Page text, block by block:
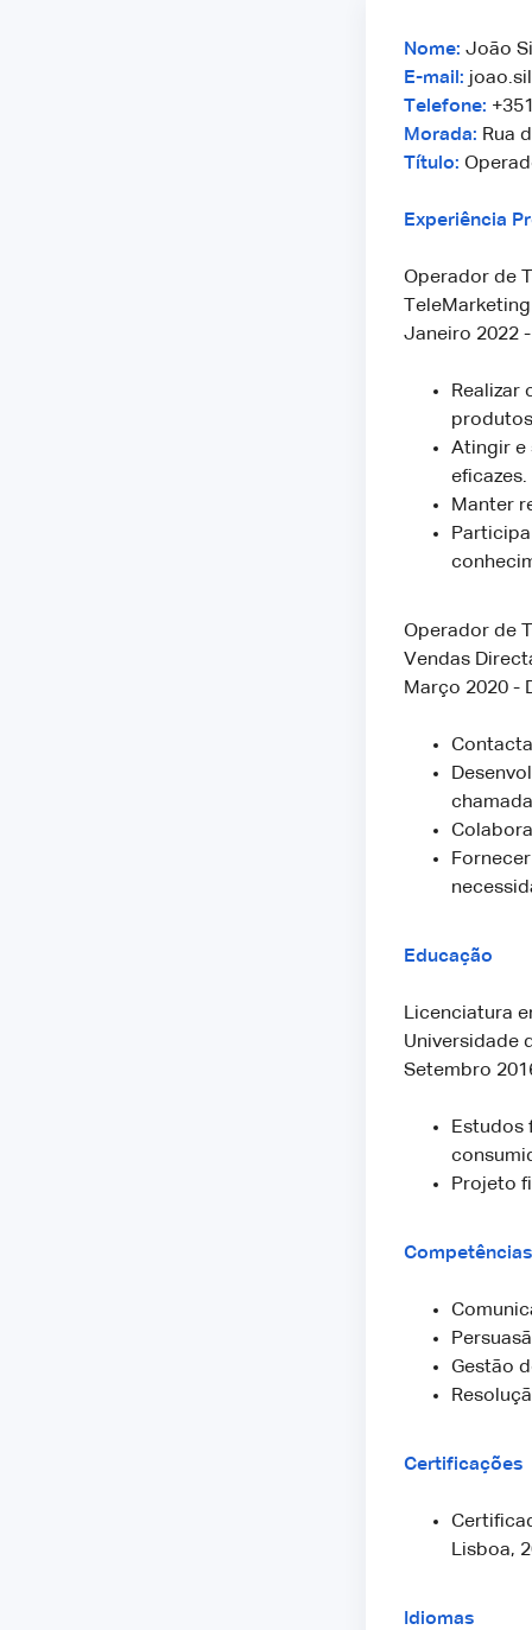
Nome: João
E-mail:
Telefone:
Morada: Rua
Título:
Experiência
Operador de
Janeiro 2022
Realizar
Atingir e
eficazes.
Manter
Operador de
Vendas
Março 2020 -
Educação
Licenciatura
Universidade
Setembro
Estudos
Projeto
Competências
Gestão
Certificações
Lisboa,
Idiomas